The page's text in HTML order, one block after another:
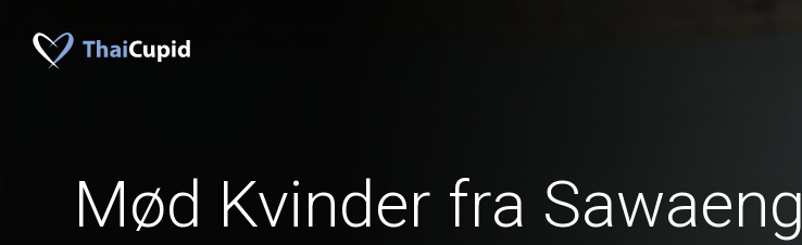
Mød Kvinder fra Sawaeng